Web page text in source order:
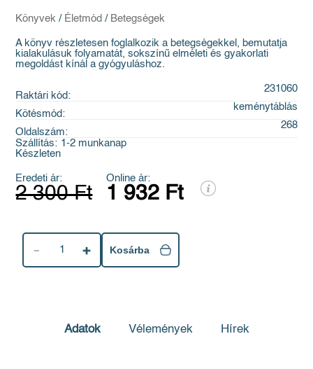
Könyvek / Életmód / Betegségek
A könyv részletesen foglalkozik a betegségekkel, bemutatja
kialakulásuk folyamatát, sokszínű elméleti és gyakorlati
megoldást kínál a gyógyuláshoz.
Raktári kód:
231060
Kötésmód:
keménytáblás
Oldalszám:
268
Szállítás: 1-2 munkanap
Készleten
Eredeti ár:
2 300 Ft
Online ár:
1 932 Ft
1 Kosárba
Adatok Vélemények Hírek